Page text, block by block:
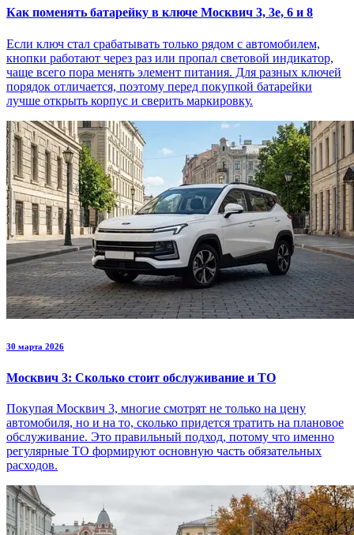
Как поменять батарейку в ключе Москвич 3, 3е, 6 и 8
Если ключ стал срабатывать только рядом с автомобилем,
кнопки работают через раз или пропал световой индикатор,
чаще всего пора менять элемент питания. Для разных ключей
порядок отличается, поэтому перед покупкой батарейки
лучше открыть корпус и сверить маркировку.
30 марта 2026
Москвич 3: Сколько стоит обслуживание и ТО
Покупая Москвич 3, многие смотрят не только на цену
автомобиля, но и на то, сколько придется тратить на плановое
обслуживание. Это правильный подход, потому что именно
регулярные ТО формируют основную часть обязательных
расходов.